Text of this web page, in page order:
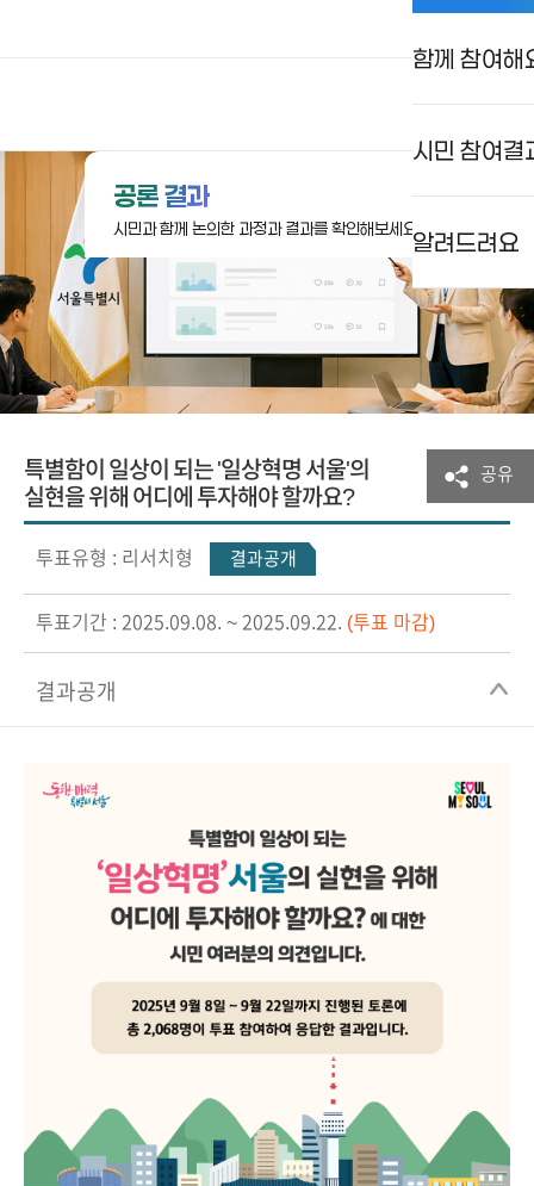
로그인
함께 참여해
시민 참여결
알려드려요
공론 결과
시민과 함께 논의한 과정과 결과를 확인해보세요.
특별함이 일상이 되는 '일상혁명 서울'의
실현을 위해 어디에 투자해야 할까요?
공유
투표유형 : 리서치형 결과공개
투표기간 : 2025.09.08. ~ 2025.09.22. (투표 마감)
결과공개